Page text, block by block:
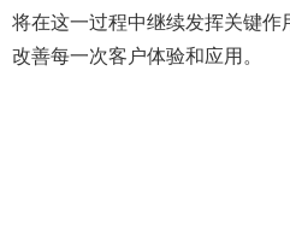
将在这一过程中继续发挥关键
改善每一次客户体验和应用。